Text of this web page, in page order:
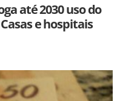
até 2030 uso do
e hospitais